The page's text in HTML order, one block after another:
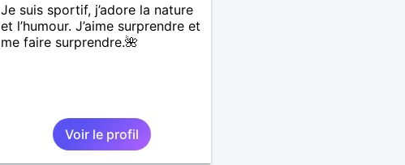
Je suis sportif, j’adore la nature
et l’humour. J’aime surprendre et
me faire surprendre.🌺
Voir le profil